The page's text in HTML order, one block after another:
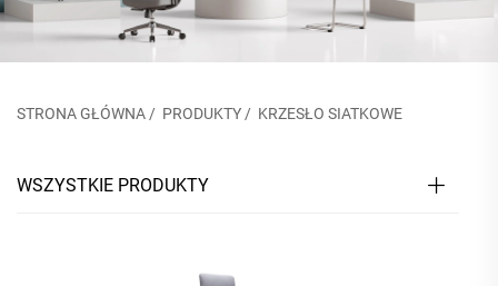
STRONA GŁÓWNA / PRODUKTY / KRZESŁO SIATKOWE
WSZYSTKIE PRODUKTY